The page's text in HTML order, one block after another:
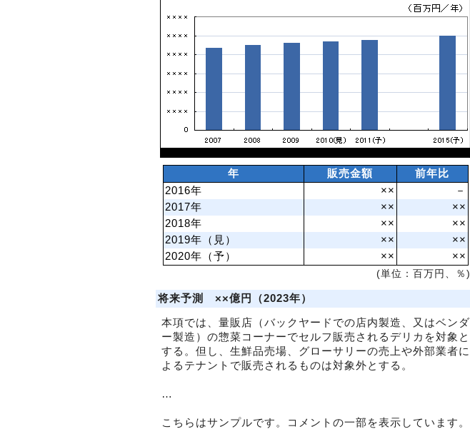
年 販売金額
前年比
2016年
××
－
2017年
××
××
2018年
××
××
2019年（見）
××
××
2020年（予）
××
××
(単位：百万円、％)
将来予測 ××億円（2023年）
本項では、量販店（バックヤードでの店内製造、又はベンダ
ー製造）の惣菜コーナーでセルフ販売されるデリカを対象と
する。但し、生鮮品売場、グローサリーの売上や外部業者に
よるテナントで販売されるものは対象外とする。
…
こちらはサンプルです。コメントの一部を表示しています。